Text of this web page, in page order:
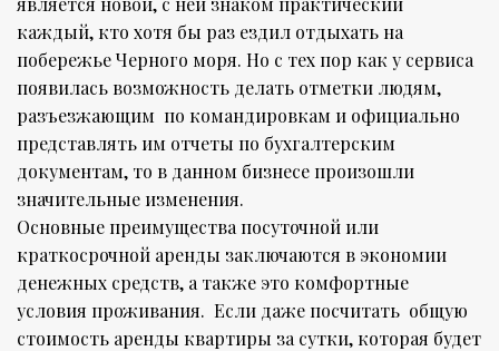
каждый, кто хотя бы раз ездил отдыхать на
побережье Черного моря. Но с тех пор как у сервиса
появилась возможность делать отметки людям,
разъезжающим по командировкам и официально
представлять им отчеты по бухгалтерским
документам, то в данном бизнесе произошли
значительные изменения.
Основные преимущества посуточной или
краткосрочной аренды заключаются в экономии
денежных средств, а также это комфортные
условия проживания. Если даже посчитать общую
стоимость аренды квартиры за сутки, которая будет